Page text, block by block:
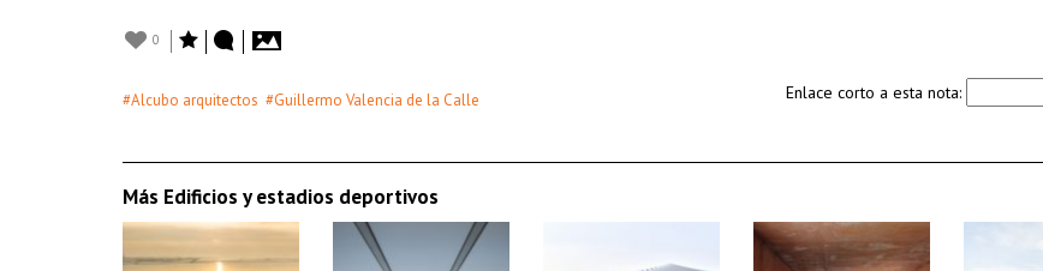
0
#Alcubo arquitectos #Guillermo Valencia de la Calle Enlace corto a esta nota:
Más Edificios y estadios deportivos